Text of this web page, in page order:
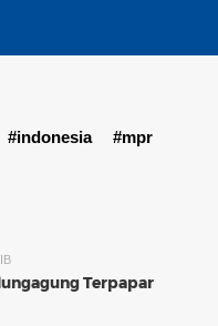
#indonesia
#mpr
Terpapar